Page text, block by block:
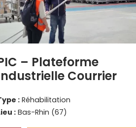
– Plateforme
Courrier
: Réhabilitation
: Bas-Rhin (67)